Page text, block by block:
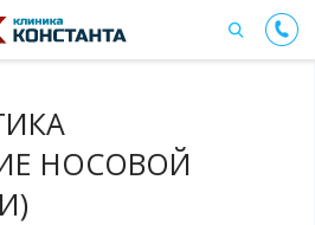
НОСОВОЙ